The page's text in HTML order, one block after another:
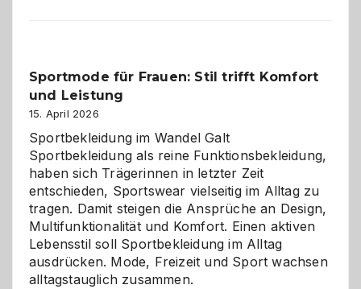
gegen
Chaos
Sportmode für Frauen: Stil trifft Komfort
und Leistung
15. April 2026
Sportbekleidung im Wandel Galt
Sportbekleidung als reine Funktionsbekleidung,
haben sich Trägerinnen in letzter Zeit
entschieden, Sportswear vielseitig im Alltag zu
tragen. Damit steigen die Ansprüche an Design,
Multifunktionalität und Komfort. Einen aktiven
Lebensstil soll Sportbekleidung im Alltag
ausdrücken. Mode, Freizeit und Sport wachsen
alltagstauglich zusammen.